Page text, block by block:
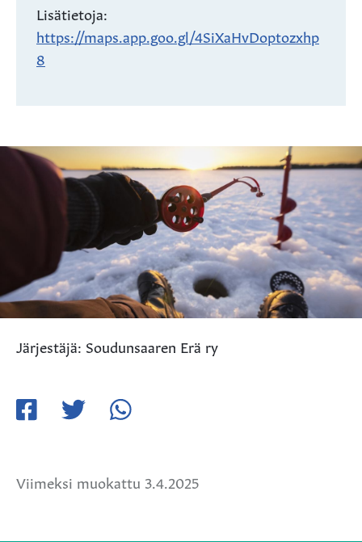
Lisätietoja:
https://maps.app.goo.gl/4SiXaHvDoptozxhp
8
Järjestäjä: Soudunsaaren Erä ry
Viimeksi muokattu 3.4.2025